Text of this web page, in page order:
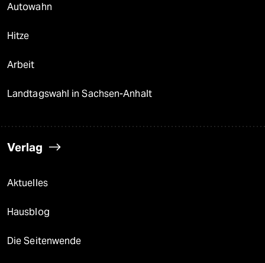
Autowahn
Hitze
Arbeit
Landtagswahl in Sachsen-Anhalt
Verlag
Aktuelles
Hausblog
Die Seitenwende